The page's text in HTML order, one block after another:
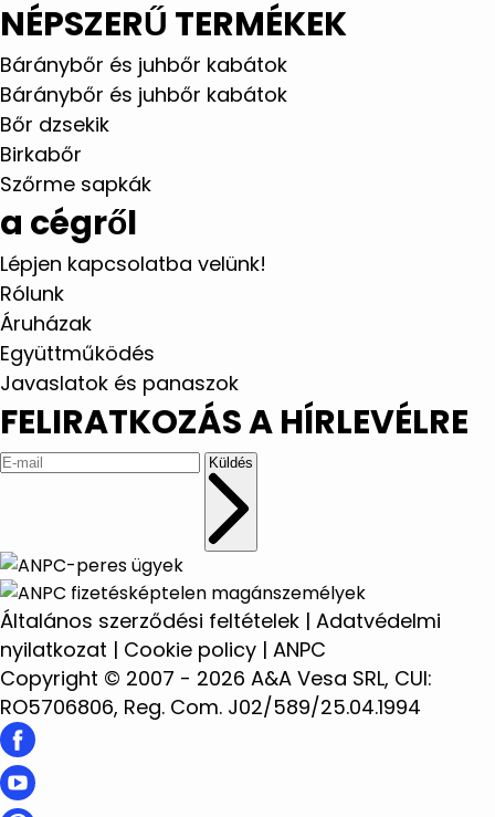
NÉPSZERŰ TERMÉKEK
Báránybőr és juhbőr kabátok
Báránybőr és juhbőr kabátok
Bőr dzsekik
Birkabőr
Szőrme sapkák
a cégről
Lépjen kapcsolatba velünk!
Rólunk
Áruházak
Együttműködés
Javaslatok és panaszok
FELIRATKOZÁS A HÍRLEVÉLRE
Küldés
Általános szerződési feltételek | Adatvédelmi
nyilatkozat | Cookie policy | ANPC
Copyright © 2007 - 2026 A&A Vesa SRL, CUI:
RO5706806, Reg. Com. J02/589/25.04.1994